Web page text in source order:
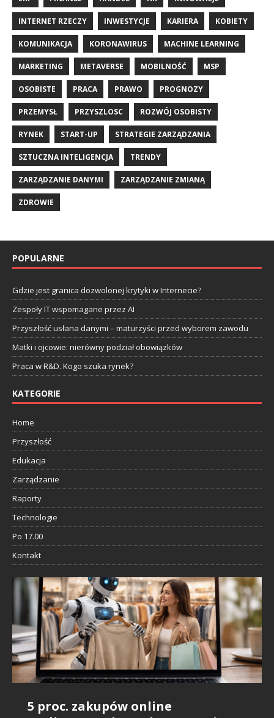
INTERNET RZECZY INWESTYCJE KARIERA KOBIETY
KOMUNIKACJA KORONAWIRUS MACHINE LEARNING
MARKETING METAVERSE MOBILNOŚĆ MSP
OSOBISTE PRACA PRAWO PROGNOZY
PRZEMYSŁ PRZYSZLOSC ROZWÓJ OSOBISTY
RYNEK START-UP STRATEGIE ZARZĄDZANIA
SZTUCZNA INTELIGENCJA TRENDY
ZARZĄDZANIE DANYMI ZARZĄDZANIE ZMIANĄ
ZDROWIE
POPULARNE
Gdzie jest granica dozwolonej krytyki w Internecie?
Zespoły IT wspomagane przez AI
Przyszłość usłana danymi – maturzyści przed wyborem zawodu
Matki i ojcowie: nierówny podział obowiązków
Praca w R&D. Kogo szuka rynek?
KATEGORIE
Home
Przyszłość
Edukacja
Zarządzanie
Raporty
Technologie
Po 17.00
Kontakt
5 proc. zakupów online
Badanie Snowflake: AI daje
Sztuczna inteligencja i rynek
Nie szanujemy influencerów, bo…
IDC: sztuczna inteligencja będzie